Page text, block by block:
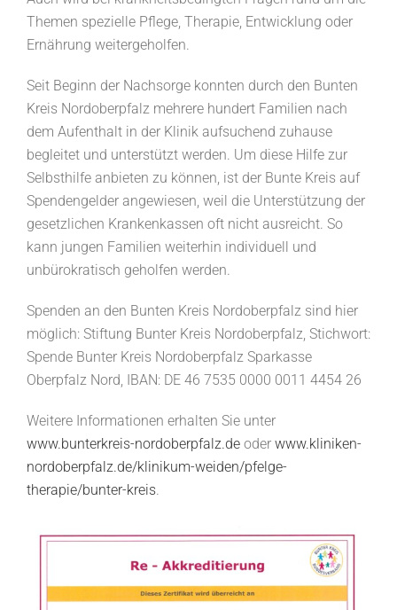
Themen spezielle Pflege, Therapie, Entwicklung oder
Ernährung weitergeholfen.
Seit Beginn der Nachsorge konnten durch den Bunten
Kreis Nordoberpfalz mehrere hundert Familien nach
dem Aufenthalt in der Klinik aufsuchend zuhause
begleitet und unterstützt werden. Um diese Hilfe zur
Selbsthilfe anbieten zu können, ist der Bunte Kreis auf
Spendengelder angewiesen, weil die Unterstützung der
gesetzlichen Krankenkassen oft nicht ausreicht. So
kann jungen Familien weiterhin individuell und
unbürokratisch geholfen werden.
Spenden an den Bunten Kreis Nordoberpfalz sind hier
möglich: Stiftung Bunter Kreis Nordoberpfalz, Stichwort:
Spende Bunter Kreis Nordoberpfalz Sparkasse
Oberpfalz Nord, IBAN: DE 46 7535 0000 0011 4454 26
Weitere Informationen erhalten Sie unter
www.bunterkreis-nordoberpfalz.de oder www.kliniken-
nordoberpfalz.de/klinikum-weiden/pfelge-
therapie/bunter-kreis.